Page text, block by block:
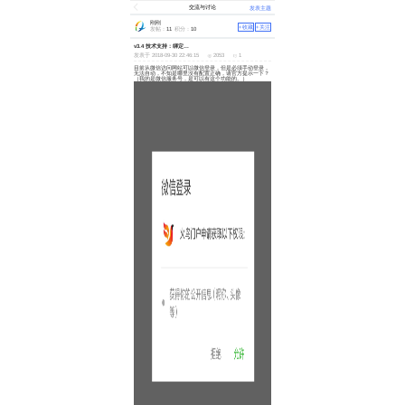
交流与讨论 发表主题
刚刚
发帖：11 积分：10 +收藏 +关注
v3.4 技术支持：绑定服务号 微信自动登录的设置问题
发表于 2018-09-30 22:46:15
2053 1
目前从微信访问网站可以微信登录，但是必须手动登录，
无法自动，不知是哪里没有配置正确，请官方提示一下？
（我的是微信服务号，是可以有这个功能的。）